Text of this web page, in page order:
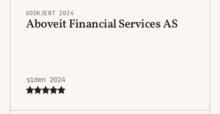
GODKJENT 2024
Aboveit Financial Services AS
siden 2024